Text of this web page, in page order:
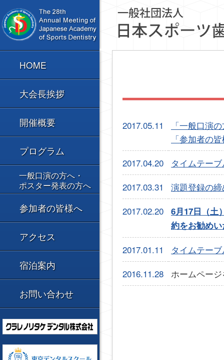
HOME
大会長挨拶
開催概要
プログラム
一般口演の方へ・
ポスター発表の方へ
参加者の皆様へ
アクセス
宿泊案内
お問い合わせ
2017.05.11
「一般口演
「参加者の
2017.04.20
タイムテー
2017.03.31
演題登録の
2017.02.20
6月17日（土
約をお勧め
2017.01.11
タイムテー
2016.11.28
ホームペー